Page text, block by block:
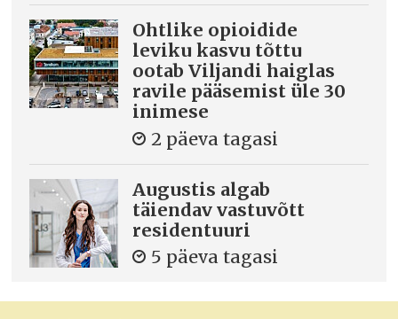
Ohtlike opioidide
leviku kasvu tõttu
ootab Viljandi haiglas
ravile pääsemist üle 30
inimese
2 päeva tagasi
Augustis algab
täiendav vastuvõtt
residentuuri
5 päeva tagasi